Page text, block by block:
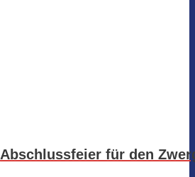
Abschlussfeier für den